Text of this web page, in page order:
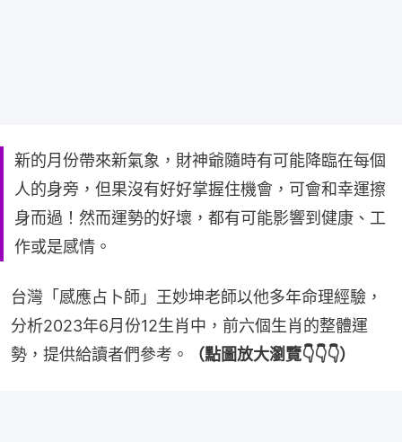
新的月份帶來新氣象，財神爺隨時有可能降臨在每個
人的身旁，但果沒有好好掌握住機會，可會和幸運擦
身而過！然而運勢的好壞，都有可能影響到健康、工
作或是感情。
台灣「感應占卜師」王妙坤老師以他多年命理經驗，
分析2023年6月份12生肖中，前六個生肖的整體運
勢，提供給讀者們參考。
（點圖放大瀏覽👇👇👇）